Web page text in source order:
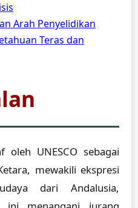
Arah Penyelidikan
Teras dan
oleh UNESCO sebagai
mewakili ekspresi
dari Andalusia,